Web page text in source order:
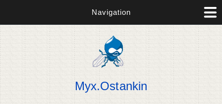
Navigation
Myx.Ostankin